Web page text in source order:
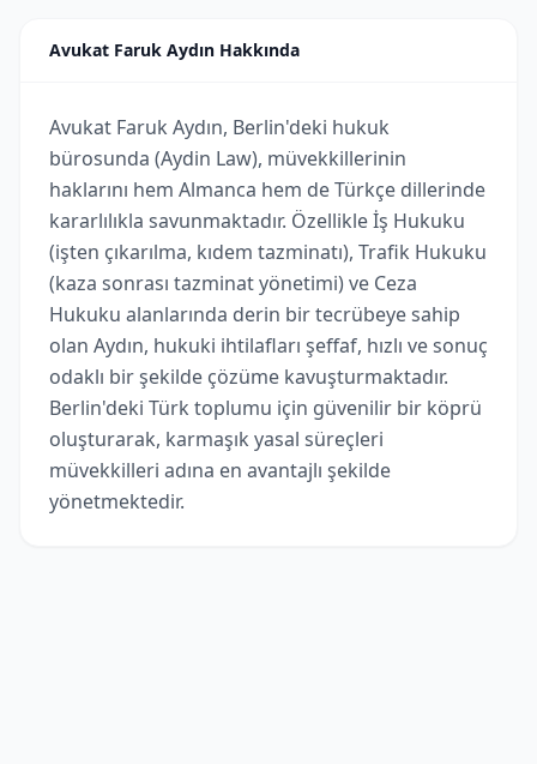
Avukat Faruk Aydın Hakkında
Avukat Faruk Aydın, Berlin'deki hukuk
bürosunda (Aydin Law), müvekkillerinin
haklarını hem Almanca hem de Türkçe dillerinde
kararlılıkla savunmaktadır. Özellikle İş Hukuku
(işten çıkarılma, kıdem tazminatı), Trafik Hukuku
(kaza sonrası tazminat yönetimi) ve Ceza
Hukuku alanlarında derin bir tecrübeye sahip
olan Aydın, hukuki ihtilafları şeffaf, hızlı ve sonuç
odaklı bir şekilde çözüme kavuşturmaktadır.
Berlin'deki Türk toplumu için güvenilir bir köprü
oluşturarak, karmaşık yasal süreçleri
müvekkilleri adına en avantajlı şekilde
yönetmektedir.